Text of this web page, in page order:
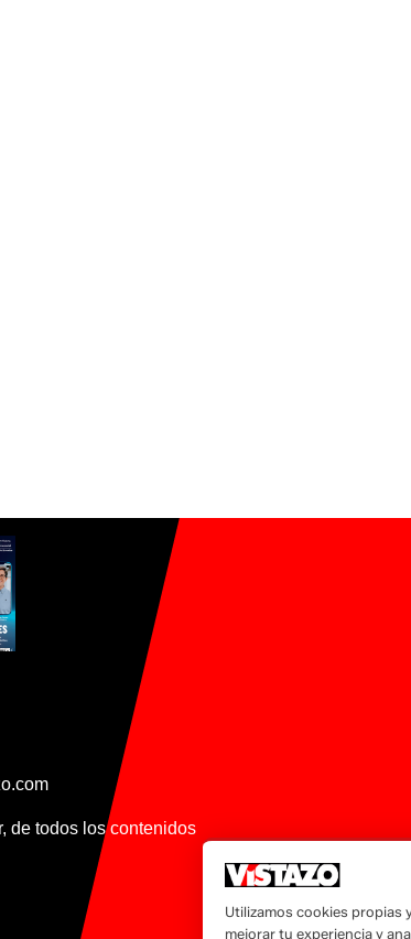
de todos los contenidos
Utilizamos cookies propias
mejorar tu experiencia y